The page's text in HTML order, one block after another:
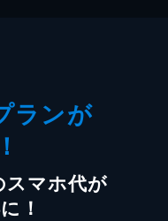
ランが
スマホ代が
！